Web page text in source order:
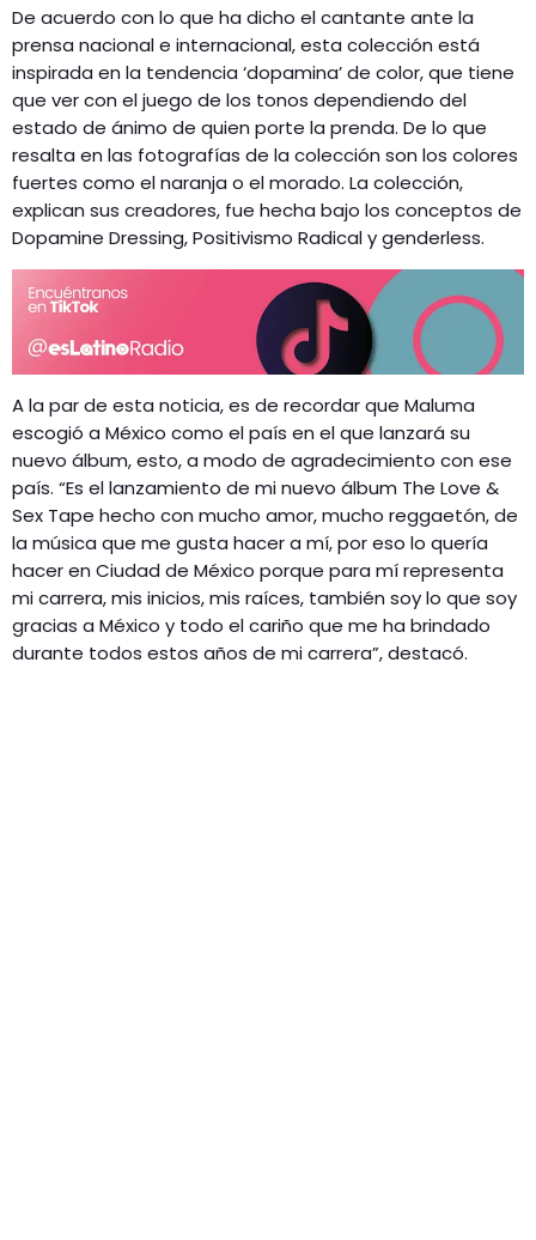
De acuerdo con lo que ha dicho el cantante ante la
prensa nacional e internacional, esta colección está
inspirada en la tendencia ‘dopamina’ de color, que tiene
que ver con el juego de los tonos dependiendo del
estado de ánimo de quien porte la prenda. De lo que
resalta en las fotografías de la colección son los colores
fuertes como el naranja o el morado. La colección,
explican sus creadores, fue hecha bajo los conceptos de
Dopamine Dressing, Positivismo Radical y genderless.
A la par de esta noticia, es de recordar que Maluma
escogió a México como el país en el que lanzará su
nuevo álbum, esto, a modo de agradecimiento con ese
país. “Es el lanzamiento de mi nuevo álbum The Love &
Sex Tape hecho con mucho amor, mucho reggaetón, de
la música que me gusta hacer a mí, por eso lo quería
hacer en Ciudad de México porque para mí representa
mi carrera, mis inicios, mis raíces, también soy lo que soy
gracias a México y todo el cariño que me ha brindado
durante todos estos años de mi carrera”, destacó.